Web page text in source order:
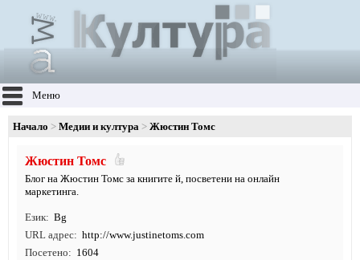
Меню
Начало Медии и култура Жюстин Томс
Жюстин Томс
Блог на Жюстин Томс за книгите й, посветени на онлайн
маркетинга.
Език
Bg
URL адрес
http://www.justinetoms.com
Посетено
1604